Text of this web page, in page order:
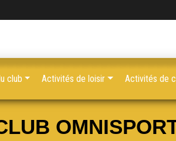
club Activités de loisir Activités de